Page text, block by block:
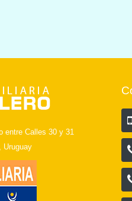
entre Calles 30 y 31
Uruguay